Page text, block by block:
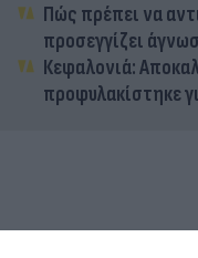
Πώς πρέπει να
προσεγγίζει
Κεφαλονιά:
προφυλακίστηκε